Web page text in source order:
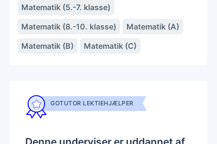
Matematik (5.-7. klasse)
Matematik (8.-10. klasse)
Matematik (A)
Matematik (B)
Matematik (C)
GOTUTOR LEKTIEHJÆLPER